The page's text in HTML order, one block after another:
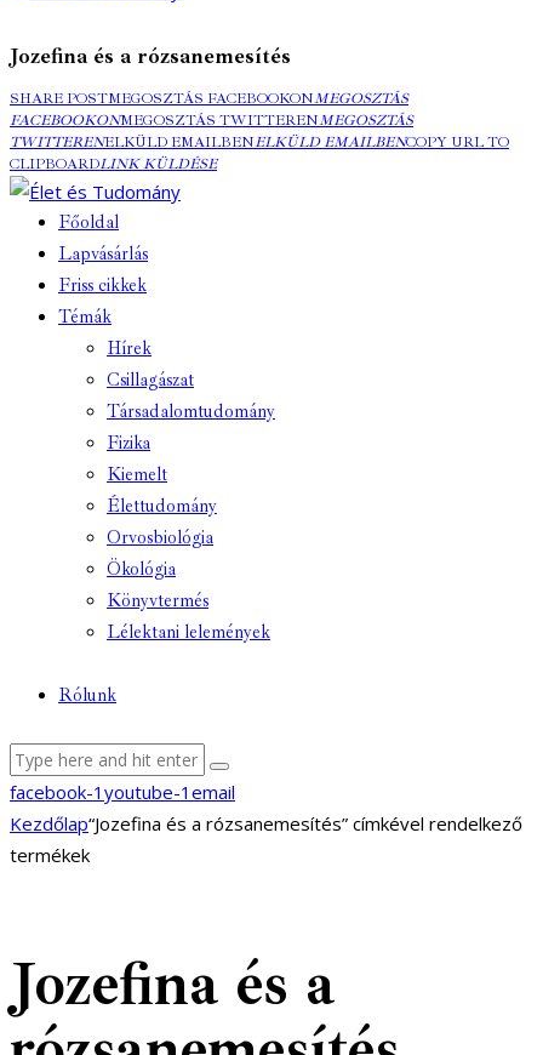
Jozefina és a rózsanemesítés
SHARE POSTMEGOSZTÁS FACEBOOKONMEGOSZTÁS
FACEBOOKONMEGOSZTÁS TWITTERENMEGOSZTÁS
TWITTERENELKÜLD EMAILBENELKÜLD EMAILBENCOPY URL TO
CLIPBOARDLINK KÜLDÉSE
Főoldal
Lapvásárlás
Friss cikkek
Témák
Hírek
Csillagászat
Társadalomtudomány
Fizika
Kiemelt
Élettudomány
Orvosbiológia
Ökológia
Könyvtermés
Lélektani lelemények
Rólunk
facebook-1 youtube-1 email
Kezdőlap“Jozefina és a rózsanemesítés” címkével rendelkező
termékek
Jozefina és a